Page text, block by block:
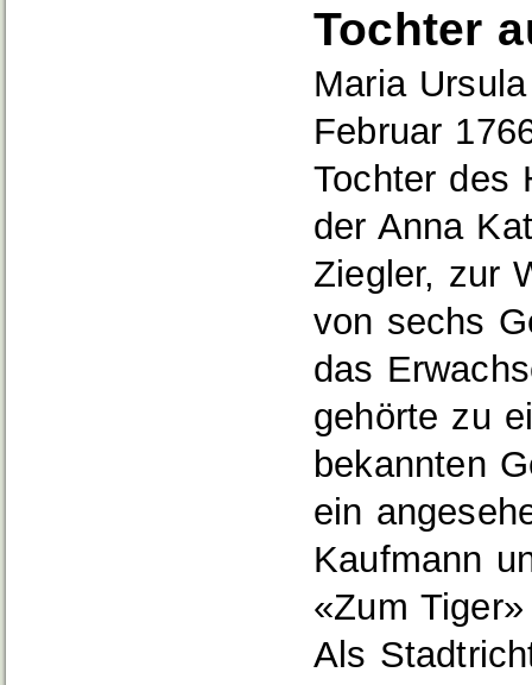
Tochter
Maria
Februar
Tochter des
der Anna
Ziegler, zur
von sechs
das
gehörte zu
bekannten
ein
Kaufmann
«Zum
Als